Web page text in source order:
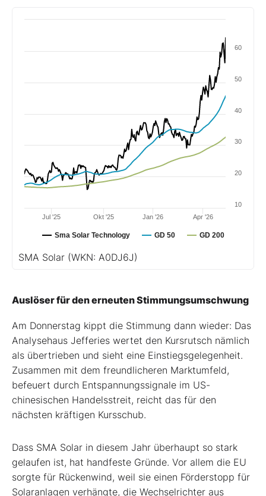
Sma Solar Technology GD 50 GD 200
Jul '25 Jan '26
Okt '25 Apr '26
10
20
30
40
50
60
SMA Solar (WKN: A0DJ6J)
Auslöser für den erneuten Stimmungsumschwung
Am Donnerstag kippt die Stimmung dann wieder: Das
Analysehaus Jefferies wertet den Kursrutsch nämlich
als übertrieben und sieht eine Einstiegsgelegenheit.
Zusammen mit dem freundlicheren Marktumfeld,
befeuert durch Entspannungssignale im US-
chinesischen Handelsstreit, reicht das für den
nächsten kräftigen Kursschub.
Dass SMA Solar in diesem Jahr überhaupt so stark
gelaufen ist, hat handfeste Gründe. Vor allem die EU
sorgte für Rückenwind, weil sie einen Förderstopp für
Solaranlagen verhängte, die Wechselrichter aus